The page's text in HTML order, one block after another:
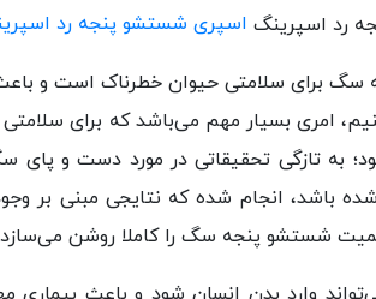
اسپری شستشو پنجه رد
سگ برای سلامتی حیوان خطرناک است و
امری بسیار مهم می‌باشد که برای
به تازگی تحقیقاتی در مورد دست و
باشد، انجام شده که نتایجی مبنی بر
شستشو پنجه سگ را کاملا روشن